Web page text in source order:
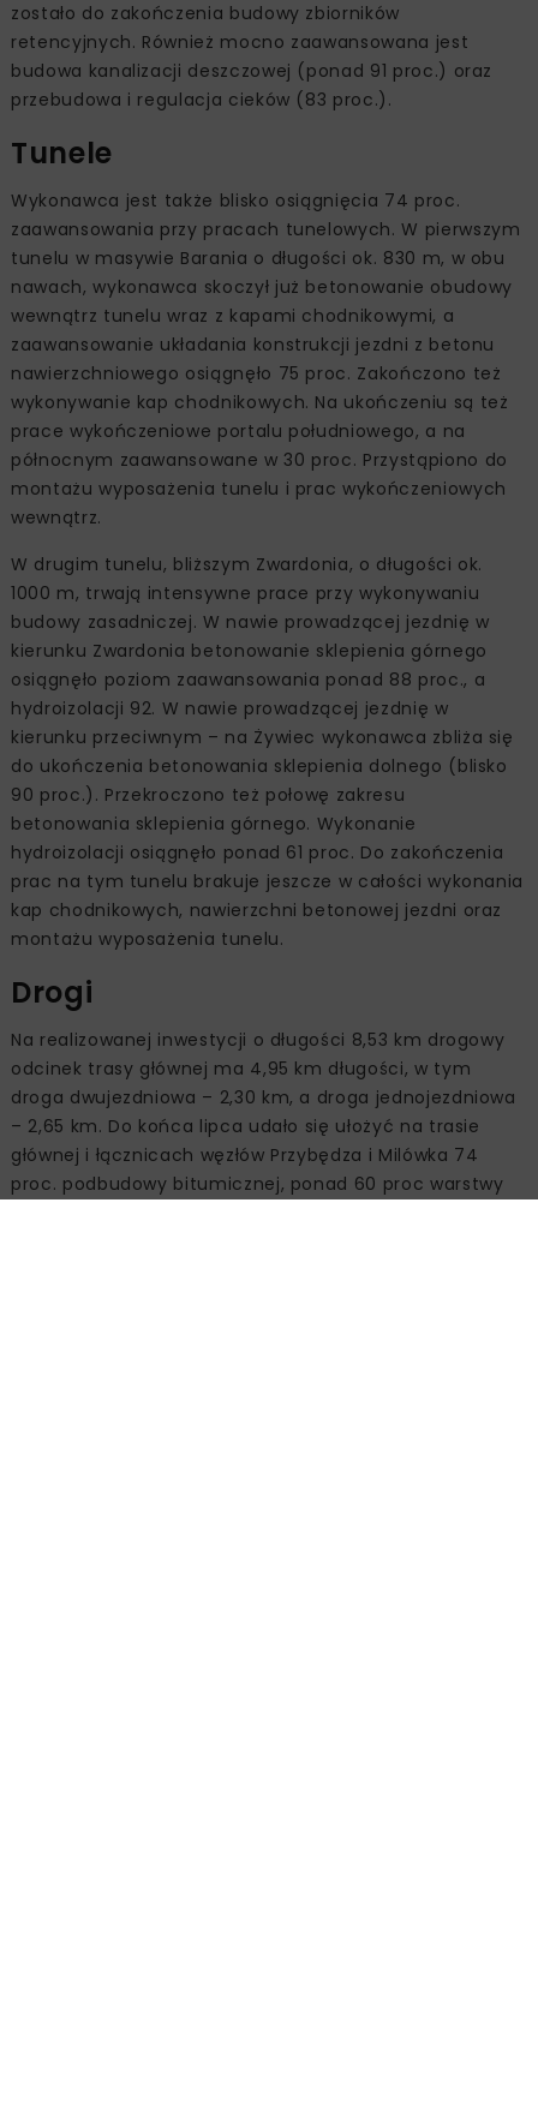
zostało do zakończenia budowy zbiorników
retencyjnych. Również mocno zaawansowana jest
budowa kanalizacji deszczowej (ponad 91 proc.) oraz
przebudowa i regulacja cieków (83 proc.).
Tunele
Wykonawca jest także blisko osiągnięcia 74 proc.
zaawansowania przy pracach tunelowych. W pierwszym
tunelu w masywie Barania o długości ok. 830 m, w obu
nawach, wykonawca skoczył już betonowanie obudowy
wewnątrz tunelu wraz z kapami chodnikowymi, a
zaawansowanie układania konstrukcji jezdni z betonu
nawierzchniowego osiągnęło 75 proc. Zakończono też
wykonywanie kap chodnikowych. Na ukończeniu są też
prace wykończeniowe portalu południowego, a na
północnym zaawansowane w 30 proc. Przystąpiono do
montażu wyposażenia tunelu i prac wykończeniowych
wewnątrz.
W drugim tunelu, bliższym Zwardonia, o długości ok.
1000 m, trwają intensywne prace przy wykonywaniu
budowy zasadniczej. W nawie prowadzącej jezdnię w
kierunku Zwardonia betonowanie sklepienia górnego
osiągnęło poziom zaawansowania ponad 88 proc., a
hydroizolacji 92. W nawie prowadzącej jezdnię w
kierunku przeciwnym – na Żywiec wykonawca zbliża się
do ukończenia betonowania sklepienia dolnego (blisko
90 proc.). Przekroczono też połowę zakresu
betonowania sklepienia górnego. Wykonanie
hydroizolacji osiągnęło ponad 61 proc. Do zakończenia
prac na tym tunelu brakuje jeszcze w całości wykonania
kap chodnikowych, nawierzchni betonowej jezdni oraz
montażu wyposażenia tunelu.
Drogi
Na realizowanej inwestycji o długości 8,53 km drogowy
odcinek trasy głównej ma 4,95 km długości, w tym
droga dwujezdniowa – 2,30 km, a droga jednojezdniowa
– 2,65 km. Do końca lipca udało się ułożyć na trasie
głównej i łącznicach węzłów Przybędza i Milówka 74
proc. podbudowy bitumicznej, ponad 60 proc warstwy